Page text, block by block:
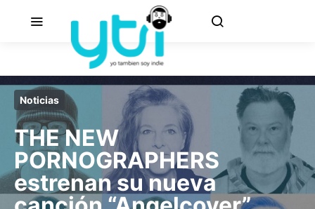
Noticias
THE NEW
PORNOGRAPHERS
estrenan su nueva